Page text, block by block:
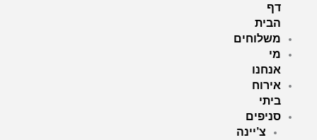
דף
הבית
משלוחים
מי
אנחנו
אירוח
ביתי
סניפים
צ’יינה